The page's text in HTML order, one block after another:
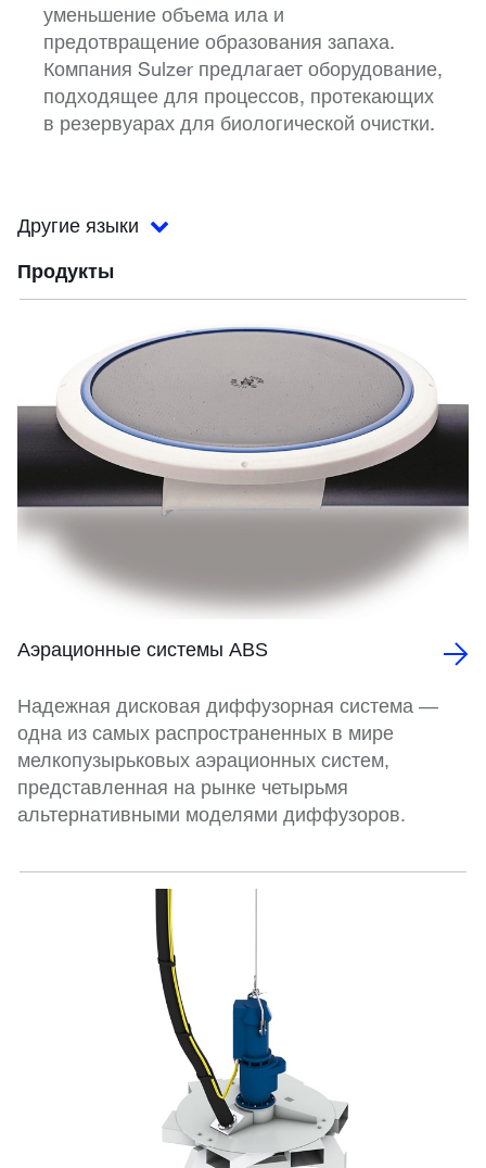
уменьшение объема ила и
предотвращение образования запаха.
Компания Sulzer предлагает оборудование,
подходящее для процессов, протекающих
в резервуарах для биологической очистки.
Другие языки
Продукты
Аэрационные системы ABS
Надежная дисковая диффузорная система —
одна из самых распространенных в мире
мелкопузырьковых аэрационных систем,
представленная на рынке четырьмя
альтернативными моделями диффузоров.